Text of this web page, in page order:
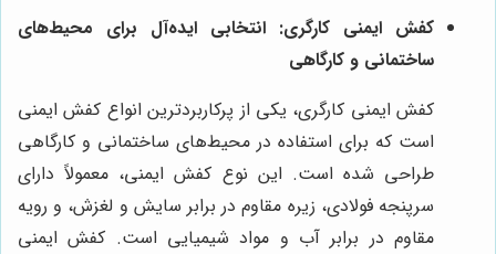
کفش ایمنی کارگری: انتخابی ایده‌آل برای محیط‌های
ساختمانی و کارگاهی
کفش ایمنی کارگری، یکی از پرکاربردترین انواع کفش ایمنی
است که برای استفاده در محیط‌های ساختمانی و کارگاهی
طراحی شده است. این نوع کفش ایمنی، معمولاً دارای
سرپنجه فولادی، زیره مقاوم در برابر سایش و لغزش، و رویه
مقاوم در برابر آب و مواد شیمیایی است. کفش ایمنی